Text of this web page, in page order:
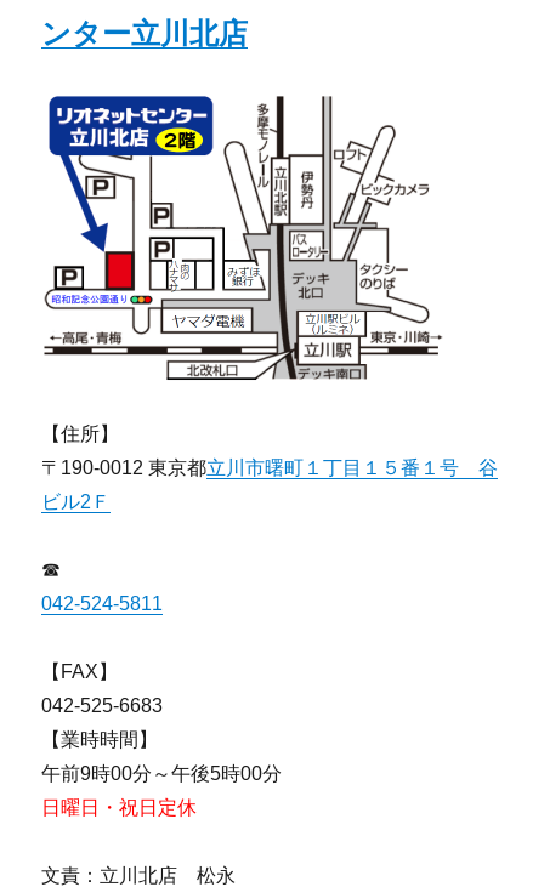
ンター立川北店
【住所】
〒190-0012 東京都立川市曙町１丁目１５番１号 谷
ビル2Ｆ
☎
042-524-5811
【FAX】
042-525-6683
【業時時間】
午前9時00分～午後5時00分
日曜日・祝日定休
文責：立川北店 松永